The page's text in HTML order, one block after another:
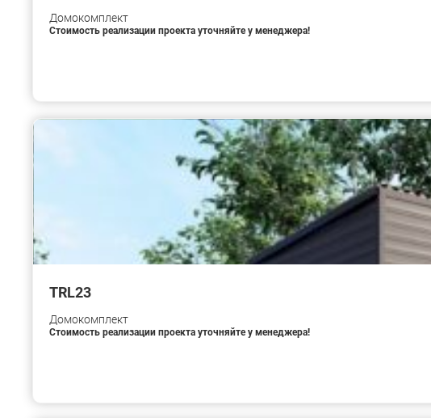
Домокомплект
Стоимость реализации проекта уточняйте у менеджера!
TRL23
Домокомплект
Стоимость реализации проекта уточняйте у менеджера!